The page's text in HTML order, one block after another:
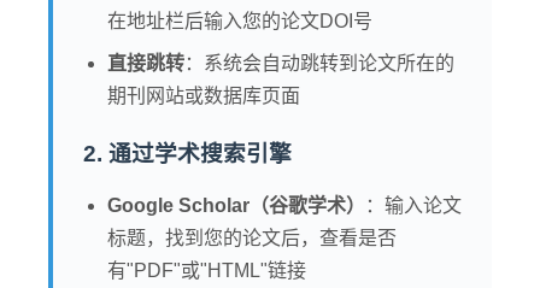
在地址栏后输入您的论文DOI号
直接跳转：系统会自动跳转到论文所在的
期刊网站或数据库页面
2. 通过学术搜索引擎
Google Scholar（谷歌学术）
：输入论文
标题，找到您的论文后，查看是否
有"PDF"或"HTML"链接